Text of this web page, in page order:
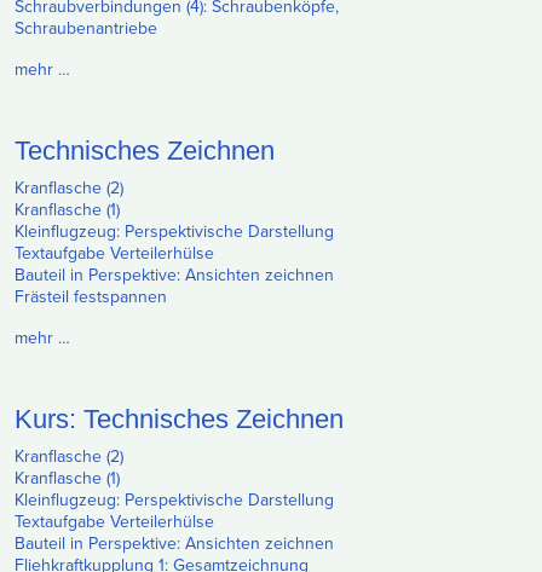
Schraubverbindungen (4): Schraubenköpfe,
Schraubenantriebe
mehr …
Technisches Zeichnen
Kranflasche (2)
Kranflasche (1)
Kleinflugzeug: Perspektivische Darstellung
Textaufgabe Verteilerhülse
Bauteil in Perspektive: Ansichten zeichnen
Frästeil festspannen
mehr …
Kurs: Technisches Zeichnen
Kranflasche (2)
Kranflasche (1)
Kleinflugzeug: Perspektivische Darstellung
Textaufgabe Verteilerhülse
Bauteil in Perspektive: Ansichten zeichnen
Fliehkraftkupplung 1: Gesamtzeichnung